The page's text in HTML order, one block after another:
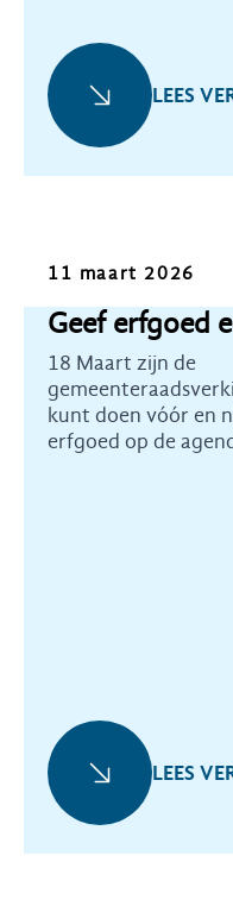
LEES
Kennis
11 maart 2026
Geef erfgoed
18 Maart zijn de
kunt doen vóór en
erfgoed op de
LEES